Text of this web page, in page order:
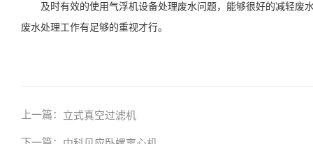
及时有效的使用气浮机设备处理废水问题，能够很好的减轻废
废水处理工作有足够的重视才行。
上一篇： 立式真空过滤机